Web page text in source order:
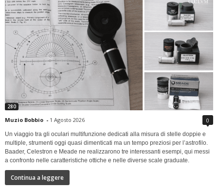
280
Muzio Bobbio - 1 Agosto 2026 0
Un viaggio tra gli oculari multifunzione dedicati alla misura di stelle doppie e
multiple, strumenti oggi quasi dimenticati ma un tempo preziosi per l’astrofilo.
Baader, Celestron e Meade ne realizzarono tre interessanti esempi, qui messi
a confronto nelle caratteristiche ottiche e nelle diverse scale graduate.
Continua a leggere